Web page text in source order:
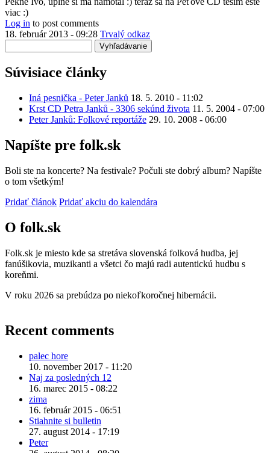
viac :)
Log in to post comments
18. február 2013 - 09:28 Trvalý odkaz
Súvisiace články
Iná pesnička - Peter Janků 18. 5. 2010 - 11:02
Krst CD Petra Janků - 3306 sekúnd života 11. 5. 2004 - 07:00
Peter Janků: Folkové reportáže 29. 10. 2008 - 06:00
Napíšte pre folk.sk
Boli ste na koncerte? Na festivale? Počuli ste dobrý album? Napíšte
o tom všetkým!
Pridať článok Pridať akciu do kalendára
O folk.sk
Folk.sk je miesto kde sa stretáva slovenská folková hudba, jej
fanúšikovia, muzikanti a všetci čo majú radi autentickú hudbu s
koreňmi.
V roku 2026 sa prebúdza po niekoľkoročnej hibernácii.
Recent comments
palec hore
10. november 2017 - 11:20
Naj za posledných 12
16. marec 2015 - 08:22
zima
16. február 2015 - 06:51
Stiahnite si bulletin
27. august 2014 - 17:19
Peter